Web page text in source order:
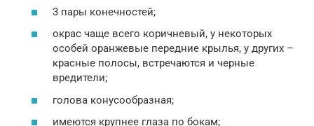
3 пары конечностей;
окрас чаще всего коричневый, у некоторых
особей оранжевые передние крылья, у других –
красные полосы, встречаются и черные
вредители;
голова конусообразная;
имеются крупнее глаза по бокам;